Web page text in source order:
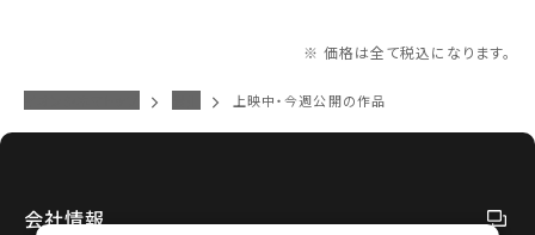
※ 価格は全て税込になります。
上映中・今週公開の作品
会社情報